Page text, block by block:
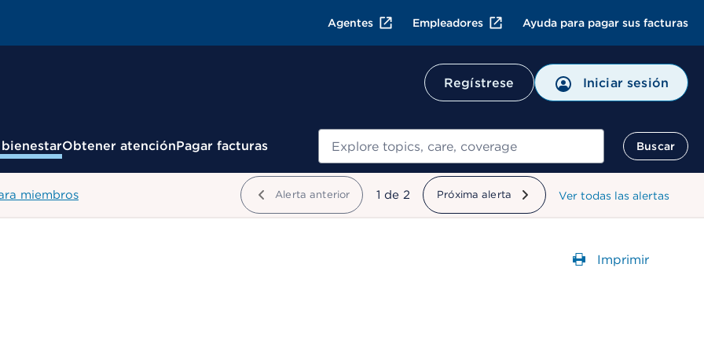
Agentes Empleadores Ayuda para pagar sus facturas
Regístrese Iniciar sesión
Obtener atenciónPagar facturas Buscar
miembros Alerta anterior mostrando
1 de 2 Próxima alerta Ver todas las alertas
Imprimir